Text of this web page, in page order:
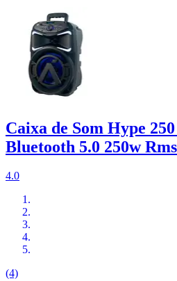
Caixa de Som Hype
Bluetooth 5.0 250w
4.0
(4)